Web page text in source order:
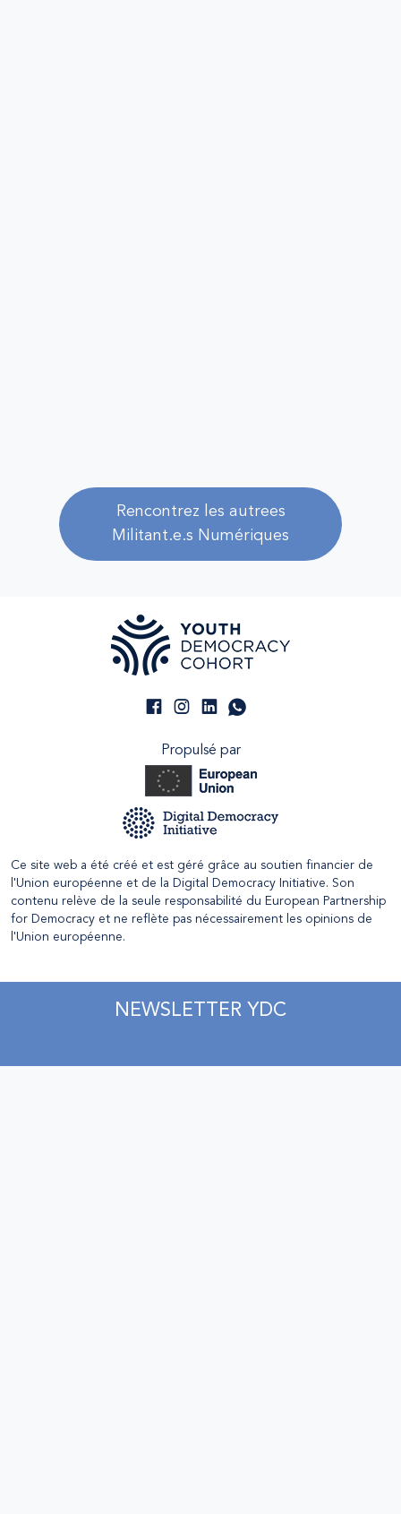
Rencontrez les autrees
Militant.e.s Numériques
Propulsé par
Ce site web a été créé et est géré grâce au soutien financier de
l'Union européenne et de la Digital Democracy Initiative. Son
contenu relève de la seule responsabilité du European Partnership
for Democracy et ne reflète pas nécessairement les opinions de
l'Union européenne.
NEWSLETTER YDC